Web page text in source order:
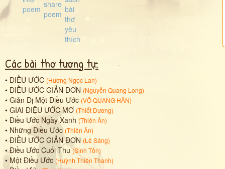
Các bài thơ tương tự:
• ĐIỀU ƯỚC (Hương Ngọc Lan)
• ĐIỀU ƯỚC GIẢN ĐƠN (Nguyễn Quang Long)
• Giản Dị Một Điều Ước (VÕ QUANG HÂN)
• GIAI ĐIỆU ƯỚC MƠ (Thiết Dương)
• Điều Ước Ngày Xanh (Thiên Ân)
• Những Điều Ước (Thiên Ân)
• ĐIỀU ƯỚC GIẢN ĐƠN (Lê Sáng)
•Điều Ước Cuối Thu (Sinh Tồn)
• Một Điều Ước (Huỳnh Thiên Thanh)